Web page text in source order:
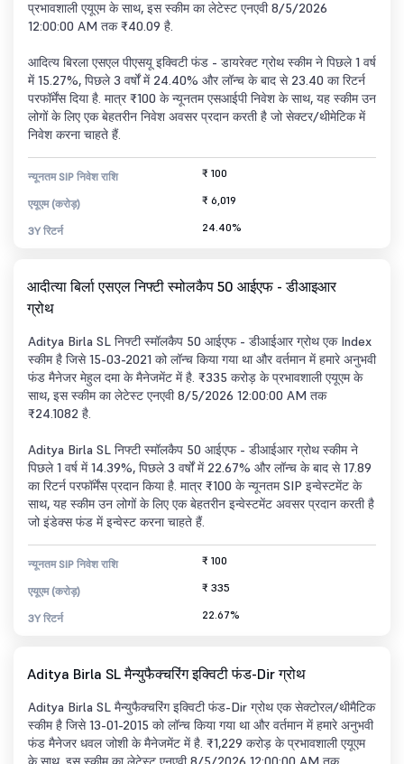
प्रभावशाली एयूएम के साथ, इस स्कीम का लेटेस्ट एनएवी 8/5/2026
12:00:00 AM तक ₹40.09 है.
आदित्य बिरला एसएल पीएसयू इक्विटी फंड - डायरेक्ट ग्रोथ स्कीम ने पिछले 1 वर्ष
में 15.27%, पिछले 3 वर्षों में 24.40% और लॉन्च के बाद से 23.40 का रिटर्न
परफॉर्मेंस दिया है. मात्र ₹100 के न्यूनतम एसआईपी निवेश के साथ, यह स्कीम उन
लोगों के लिए एक बेहतरीन निवेश अवसर प्रदान करती है जो सेक्टर/थीमेटिक में
निवेश करना चाहते हैं.
न्यूनतम SIP निवेश राशि ₹ 100
एयूएम (करोड़) ₹ 6,019
3Y रिटर्न 24.40%
आदीत्या बिर्ला एसएल निफ्टी स्मोलकैप 50 आईएफ - डीआइआर
ग्रोथ
Aditya Birla SL निफ्टी स्मॉलकैप 50 आईएफ - डीआईआर ग्रोथ एक Index
स्कीम है जिसे 15-03-2021 को लॉन्च किया गया था और वर्तमान में हमारे अनुभवी
फंड मैनेजर मेहुल दमा के मैनेजमेंट में है. ₹335 करोड़ के प्रभावशाली एयूएम के
साथ, इस स्कीम का लेटेस्ट एनएवी 8/5/2026 12:00:00 AM तक
₹24.1082 है.
Aditya Birla SL निफ्टी स्मॉलकैप 50 आईएफ - डीआईआर ग्रोथ स्कीम ने
पिछले 1 वर्ष में 14.39%, पिछले 3 वर्षों में 22.67% और लॉन्च के बाद से 17.89
का रिटर्न परफॉर्मेंस प्रदान किया है. मात्र ₹100 के न्यूनतम SIP इन्वेस्टमेंट के
साथ, यह स्कीम उन लोगों के लिए एक बेहतरीन इन्वेस्टमेंट अवसर प्रदान करती है
जो इंडेक्स फंड में इन्वेस्ट करना चाहते हैं.
न्यूनतम SIP निवेश राशि ₹ 100
एयूएम (करोड़) ₹ 335
3Y रिटर्न 22.67%
Aditya Birla SL मैन्युफैक्चरिंग इक्विटी फंड-Dir ग्रोथ
Aditya Birla SL मैन्युफैक्चरिंग इक्विटी फंड-Dir ग्रोथ एक सेक्टोरल/थीमैटिक
स्कीम है जिसे 13-01-2015 को लॉन्च किया गया था और वर्तमान में हमारे अनुभवी
फंड मैनेजर धवल जोशी के मैनेजमेंट में है. ₹1,229 करोड़ के प्रभावशाली एयूएम